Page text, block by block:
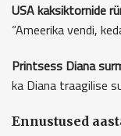
USA kaksiktornide
“Ameerika vendi,
Printsess Diana
ka Diana traagilise
Ennustused